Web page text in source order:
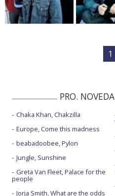
1
PRO.
Chaka Khan, Chakzilla
Europe, Come this madness
beabadoobee, Pylon
Jungle, Sunshine
Greta Van Fleet, Palace for the
people
Jorja Smith, What are the odds